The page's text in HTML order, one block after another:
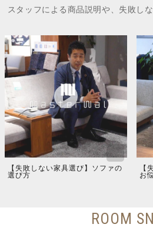
スタッフによる商品説明や、失敗し
【失敗しない家具選び】ソファの
選び方
【
お
ROOM